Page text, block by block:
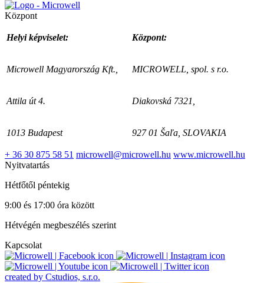
Központ
Helyi képviselet: Központ:
Microwell Magyarország Kft., MICROWELL, spol. s r.o.
Attila út 4. Diakovská 7321,
1013 Budapest 927 01 Šaľa, SLOVAKIA
+ 36 30 875 58 51 microwell@microwell.hu www.microwell.hu
Nyitvatartás
Hétfőtől péntekig
9:00 és 17:00 óra között
Hétvégén megbeszélés szerint
Kapcsolat
created by Cstudios, s.r.o.